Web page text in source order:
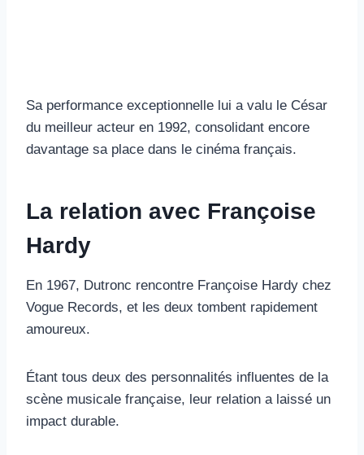
Sa performance exceptionnelle lui a valu le César
du meilleur acteur en 1992, consolidant encore
davantage sa place dans le cinéma français.
La relation avec Françoise
Hardy
En 1967, Dutronc rencontre Françoise Hardy chez
Vogue Records, et les deux tombent rapidement
amoureux.
Étant tous deux des personnalités influentes de la
scène musicale française, leur relation a laissé un
impact durable.